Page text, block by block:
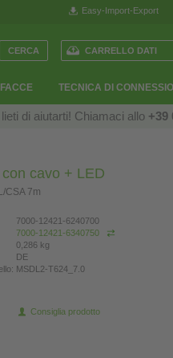
Easy-Import-Export
TECNICA DI
CARRELLO DATI
di aiutarti! Chiamaci allo +39
cavo + LED
CSA 7m
7000-12421-6240700
7000-12421-6340750
0,286 kg
DE
MSDL2-T624_7.0
Consiglia prodotto